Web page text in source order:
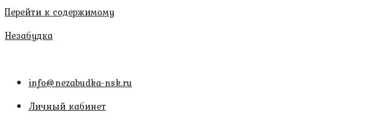
Перейти к содержимому
Незабудка
info@nezabudka-nsk.ru
Личный кабинет